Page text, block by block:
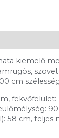
kiemelő
cm
fekvőfelület:
58 cm, teljes